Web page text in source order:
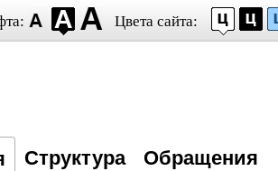
Цвета сайта:
Структура Обращения